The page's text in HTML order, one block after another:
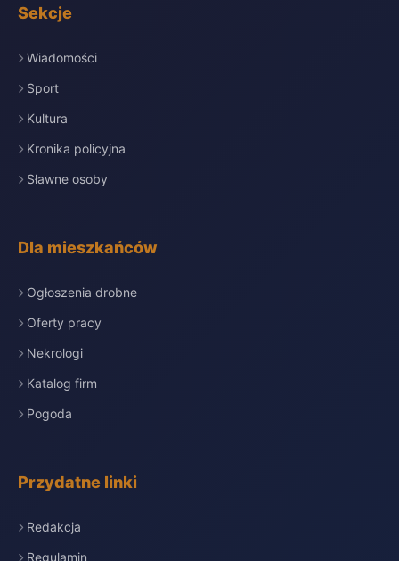
Sekcje
Wiadomości
Sport
Kultura
Kronika policyjna
Sławne osoby
Dla mieszkańców
Ogłoszenia drobne
Oferty pracy
Nekrologi
Katalog firm
Pogoda
Przydatne linki
Redakcja
Regulamin